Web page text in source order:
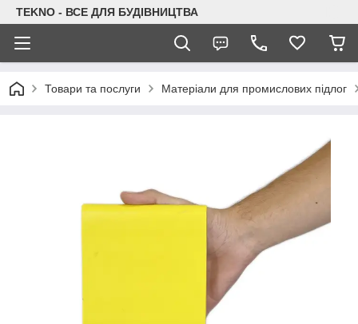
TEKNO - ВСЕ ДЛЯ БУДІВНИЦТВА
Товари та послуги Матеріали для промислових підлог